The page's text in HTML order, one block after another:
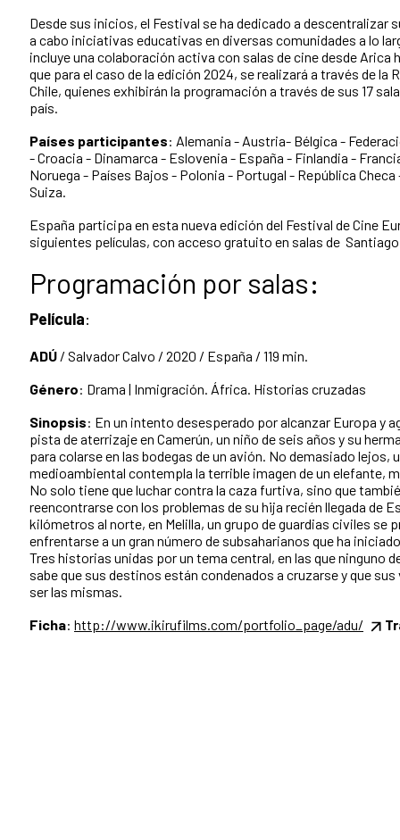
Desde sus inicios, el Festival se ha dedicado a descentralizar
a cabo iniciativas educativas en diversas comunidades a lo
incluye una colaboración activa con salas de cine desde Arica
que para el caso de la edición 2024, se realizará a través de la
Chile, quienes exhibirán la programación a través de sus 17
país.
Países participantes: Alemania - Austria- Bélgica -
- Croacia - Dinamarca - Eslovenia - España - Finlandia -
Noruega - Países Bajos - Polonia - Portugal - República Checa
Suiza.
España participa en esta nueva edición del Festival de Cine
siguientes películas, con acceso gratuito en salas de
Programación por salas:
Película:
ADÚ / Salvador Calvo / 2020 / España / 119 min.
Género: Drama | Inmigración. África. Historias cruzadas
Sinopsis: En un intento desesperado por alcanzar Europa y
pista de aterrizaje en Camerún, un niño de seis años y su
para colarse en las bodegas de un avión. No demasiado lejos,
medioambiental contempla la terrible imagen de un elefante,
No solo tiene que luchar contra la caza furtiva, sino que
reencontrarse con los problemas de su hija recién llegada de
kilómetros al norte, en Melilla, un grupo de guardias civiles se
enfrentarse a un gran número de subsaharianos que ha
Tres historias unidas por un tema central, en las que ninguno
sabe que sus destinos están condenados a cruzarse y que
ser las mismas.
Ficha: http://www.ikirufilms.com/portfolio_page/adu/